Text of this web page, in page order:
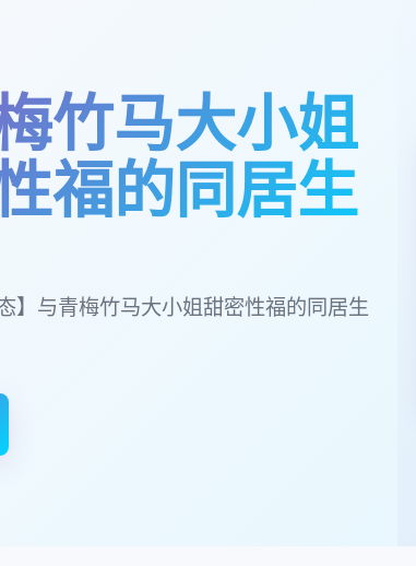
竹马大小姐
福的同居生
】与青梅竹马大小姐甜密性福的同居生